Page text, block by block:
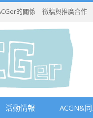
的關係 徵稿與推廣合作
活動情報 ACGN&